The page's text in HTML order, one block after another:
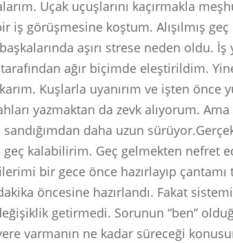
Uçak uçuşlarını kaçırmakla
iş görüşmesine koştum. Alışılmış
aşırı strese neden oldu.
ağır biçimde eleştirildim.
Kuşlarla uyanırım ve işten önce
yazmaktan da zevk alıyorum.
daha uzun
geç kalabilirim. Geç gelmekten nefret
bir gece önce hazırlayıp
öncesine hazırlandı. Fakat
getirmedi. Sorunun “ben”
varmanın ne kadar süreceği